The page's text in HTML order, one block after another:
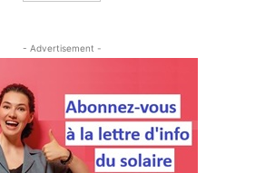
- Advertisement -